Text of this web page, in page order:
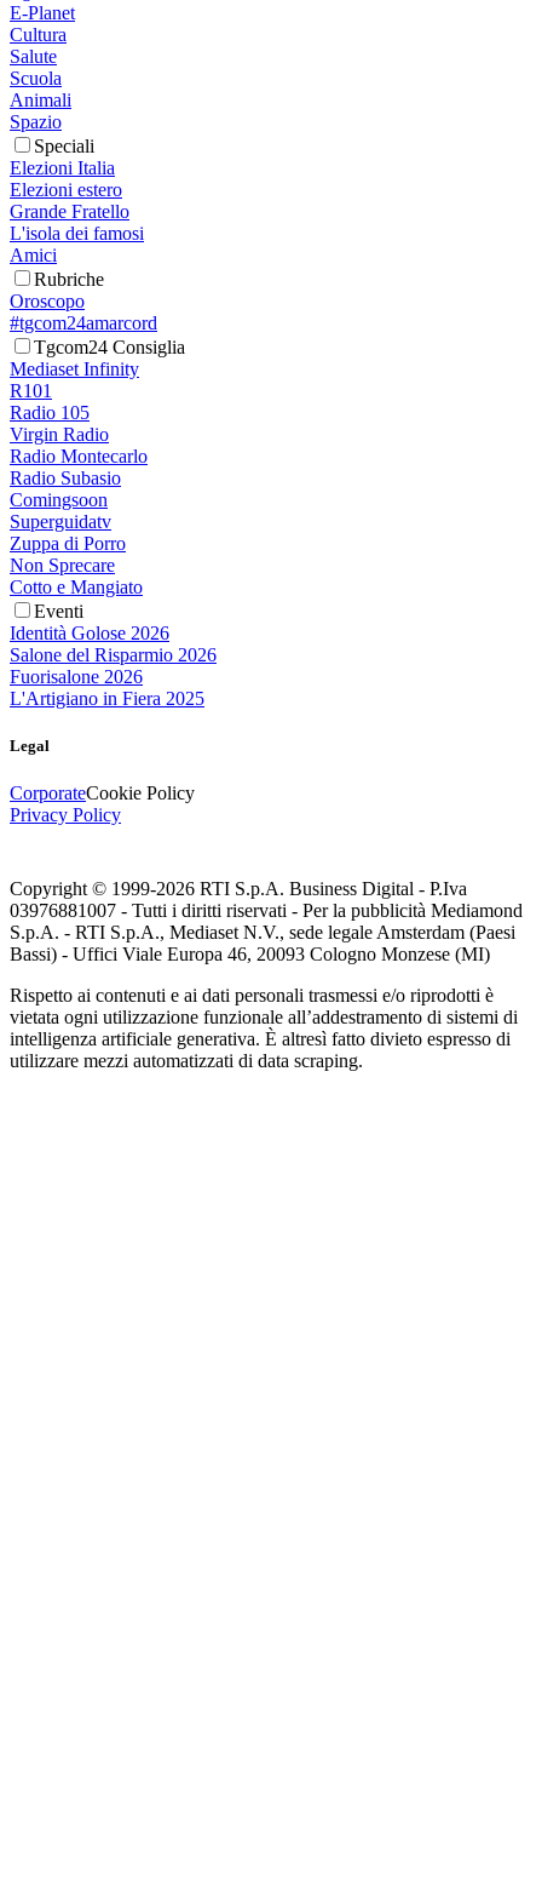
E-Planet
Cultura
Salute
Scuola
Animali
Spazio
Speciali
Elezioni Italia
Elezioni estero
Grande Fratello
L'isola dei famosi
Amici
Rubriche
Oroscopo
#tgcom24amarcord
Tgcom24 Consiglia
Mediaset Infinity
R101
Radio 105
Virgin Radio
Radio Montecarlo
Radio Subasio
Comingsoon
Superguidatv
Zuppa di Porro
Non Sprecare
Cotto e Mangiato
Eventi
Identità Golose 2026
Salone del Risparmio 2026
Fuorisalone 2026
L'Artigiano in Fiera 2025
Legal
CorporateCookie Policy
Privacy Policy
Copyright © 1999-2026 RTI S.p.A. Business Digital - P.Iva
03976881007 - Tutti i diritti riservati - Per la pubblicità Mediamond
S.p.A. - RTI S.p.A., Mediaset N.V., sede legale Amsterdam (Paesi
Bassi) - Uffici Viale Europa 46, 20093 Cologno Monzese (MI)
Rispetto ai contenuti e ai dati personali trasmessi e/o riprodotti è
vietata ogni utilizzazione funzionale all’addestramento di sistemi di
intelligenza artificiale generativa. È altresì fatto divieto espresso di
utilizzare mezzi automatizzati di data scraping.